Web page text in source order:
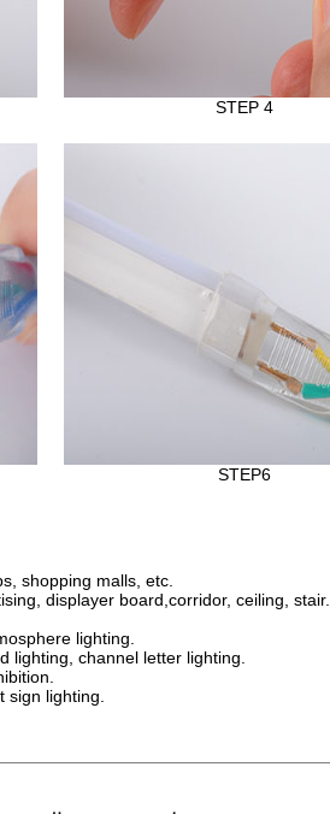
STEP 4
STEP6
shopping malls, etc.
displayer board,corridor, ceiling, stair.
lighting.
lighting, channel letter lighting.
sign lighting.